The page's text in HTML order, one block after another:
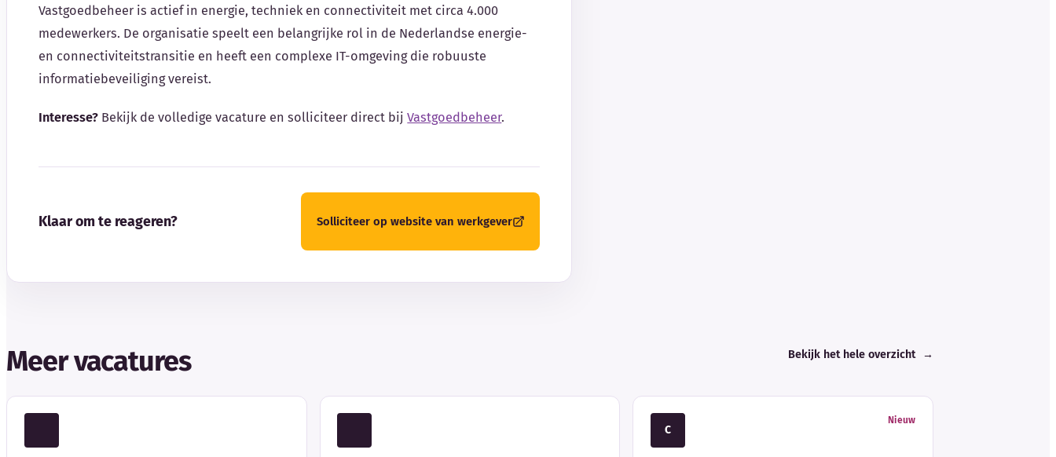
Vastgoedbeheer is actief in energie, techniek en connectiviteit met circa 4.000
medewerkers. De organisatie speelt een belangrijke rol in de Nederlandse energie-
en connectiviteitstransitie en heeft een complexe IT-omgeving die robuuste
informatiebeveiliging vereist.
Interesse? Bekijk de volledige vacature en solliciteer direct bijVastgoedbeheer.
Klaar om te reageren? Solliciteer op website van werkgever
Meer vacatures Bekijk het hele overzicht →
C
Nieuw